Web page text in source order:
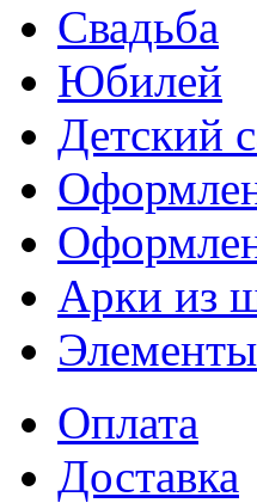
Свадьба
Юбилей
Детский
Арки из
Оплата
Доставка